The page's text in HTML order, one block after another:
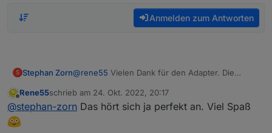
Anmelden zum Antworten
S Stephan Zorn@rene55 Vielen Dank für den Adapter. Die
kontaktiert. Die Antwort war heute Morgen um
6:00 Uhr bereits da. Die Installation lief auf
Offline
Rene55schrieb am 24. Okt. 2022, 20:17
zuletzt editiert von
@stephan-zorn Das hört sich ja perfekt an. Viel Spaß